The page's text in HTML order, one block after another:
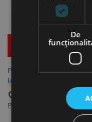
Mai multe detalii
Piulita-nit
lat, otel zincat A3K, Bralo
favorite_border
Brands:
De